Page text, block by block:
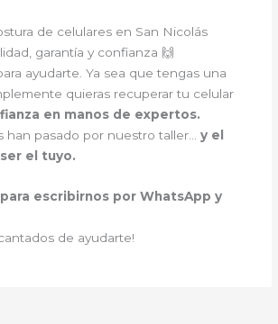
de celulares en San Nicolás
garantía y confianza 🙌
ayudarte. Ya sea que tengas una
quieras recuperar tu celular
en manos de expertos.
han pasado por nuestro taller…y el
el tuyo.
escribirnos por WhatsApp y
de ayudarte!